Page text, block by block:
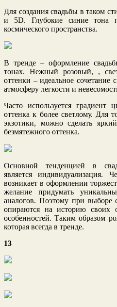
Для создания свадьбы в таком
и 5D. Глубокие синие тона
космического пространства.
В тренде – оформление
тонах. Нежный розовый, ,
оттенки – идеальное
атмосферу легкости и
Часто используется градиент
оттенка к более светлому. Для
экзотики, можно сделать
безмятежного оттенка.
Основной тенденцией в
является
возникает в оформлении
желание придумать
аналогов. Поэтому при выборе
опираются на историю своих
особенностей. Таким образом
которая всегда в тренде.
13